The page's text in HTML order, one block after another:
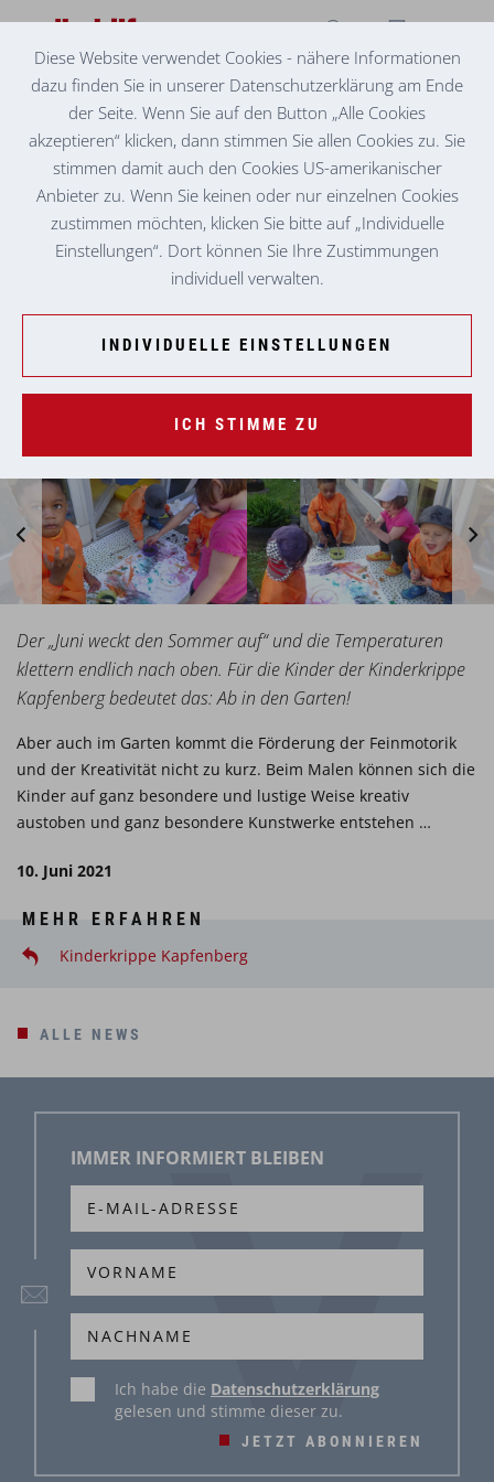
KINDERKRIPPE KAPFENBERG
EIN „MALERISCHER“ SOMMER
Der „Juni weckt den Sommer auf“ und die Temperaturen
klettern endlich nach oben. Für die Kinder der Kinderkrippe
Kapfenberg bedeutet das: Ab in den Garten!
Aber auch im Garten kommt die Förderung der Feinmotorik
und der Kreativität nicht zu kurz. Beim Malen können sich die
Kinder auf ganz besondere und lustige Weise kreativ
austoben und ganz besondere Kunstwerke entstehen …
10. Juni 2021
MEHR ERFAHREN
Kinderkrippe Kapfenberg
ALLE NEWS
IMMER INFORMIERT BLEIBEN
JETZT ABONNIEREN
Ich habe die Datenschutzerklärung
gelesen und stimme dieser zu.
Diese Website verwendet Cookies - nähere Informationen
dazu finden Sie in unserer Datenschutzerklärung am Ende
der Seite. Wenn Sie auf den Button „Alle Cookies
akzeptieren“ klicken, dann stimmen Sie allen Cookies zu. Sie
stimmen damit auch den Cookies US-amerikanischer
Anbieter zu. Wenn Sie keinen oder nur einzelnen Cookies
zustimmen möchten, klicken Sie bitte auf „Individuelle
Einstellungen“. Dort können Sie Ihre Zustimmungen
individuell verwalten.
INDIVIDUELLE EINSTELLUNGEN
ICH STIMME ZU